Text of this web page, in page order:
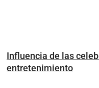
Influencia de las
entretenimiento